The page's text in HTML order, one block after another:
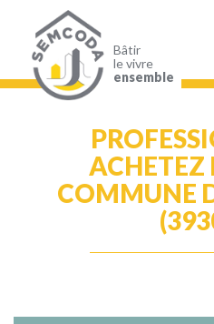
contenu
principal
Bâtir
le vivre
ensemble
ACHETEZ
COMMUNE